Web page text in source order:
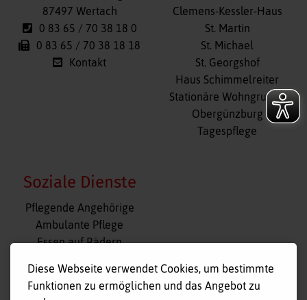
87497 Wertach
0 83 65 / 70 38 18 0
0 83 65 / 70 38 18 18
Kontakt
überspringen
Clemens-Kessler-Haus
St. Martin
St. Michael
St. Georgshof
Haus Schimmelreiter
Stationäre Wohngruppe
Obergünzburg
Tagespflege
Soziale Dienste
Navigation
überspringen
Pflegende Angehörige
Ambulante Pflege
Essen auf Rädern
Tagespflege
Hausnotruf
Diese Webseite verwendet Cookies, um bestimmte
Funktionen zu ermöglichen und das Angebot zu